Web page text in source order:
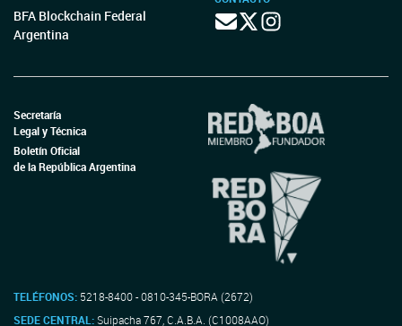
BFA Blockchain Federal
Argentina
Secretaría
Legal y Técnica
Boletín Oficial
de la República Argentina
TELÉFONOS: 5218-8400 - 0810-345-BORA (2672)
SEDE CENTRAL:Suipacha 767, C.A.B.A. (C1008AAO)